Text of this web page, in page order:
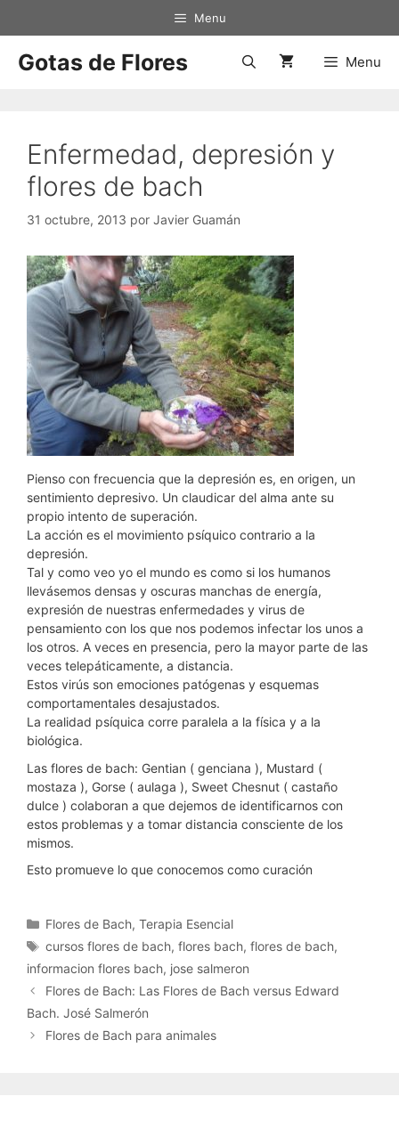
Menu
Gotas de Flores Menu
Enfermedad, depresión y
flores de bach
31 octubre, 2013 por Javier Guamán
Pienso con frecuencia que la depresión es, en origen, un
sentimiento depresivo. Un claudicar del alma ante su
propio intento de superación.
La acción es el movimiento psíquico contrario a la
depresión.
Tal y como veo yo el mundo es como si los humanos
llevásemos densas y oscuras manchas de energía,
expresión de nuestras enfermedades y virus de
pensamiento con los que nos podemos infectar los unos a
los otros. A veces en presencia, pero la mayor parte de las
veces telepáticamente, a distancia.
Estos virús son emociones patógenas y esquemas
comportamentales desajustados.
La realidad psíquica corre paralela a la física y a la
biológica.
Las flores de bach: Gentian ( genciana ), Mustard (
mostaza ), Gorse ( aulaga ), Sweet Chesnut ( castaño
dulce ) colaboran a que dejemos de identificarnos con
estos problemas y a tomar distancia consciente de los
mismos.
Esto promueve lo que conocemos como curación
Categorías
Flores de Bach,Terapia Esencial
Etiquetas
cursos flores de bach,flores bach,flores de bach,
informacion flores bach, jose salmeron
Flores de Bach: Las Flores de Bach versus Edward
Bach. José Salmerón
Flores de Bach para animales